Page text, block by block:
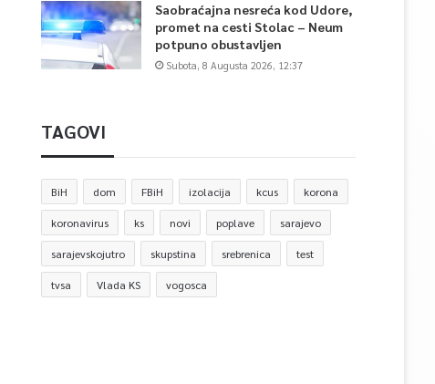
Saobraćajna nesreća kod Udore,
promet na cesti Stolac – Neum
potpuno obustavljen
Subota, 8 Augusta 2026, 12:37
TAGOVI
BiH dom FBiH izolacija kcus korona
koronavirus ks novi poplave sarajevo
sarajevskojutro skupstina srebrenica test
tvsa Vlada KS vogosca